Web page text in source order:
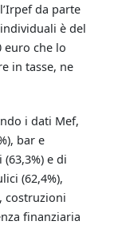
da parte
è del
euro che lo
in tasse, ne
i dati Mef,
bar e
e di
(62,4%),
costruzioni
finanziaria